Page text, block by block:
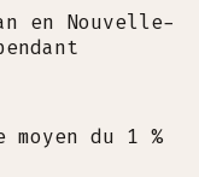
en Nouvelle-
du 1 %